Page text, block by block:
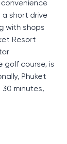
a short drive
with shops
Resort
golf course, is
Phuket
minutes,